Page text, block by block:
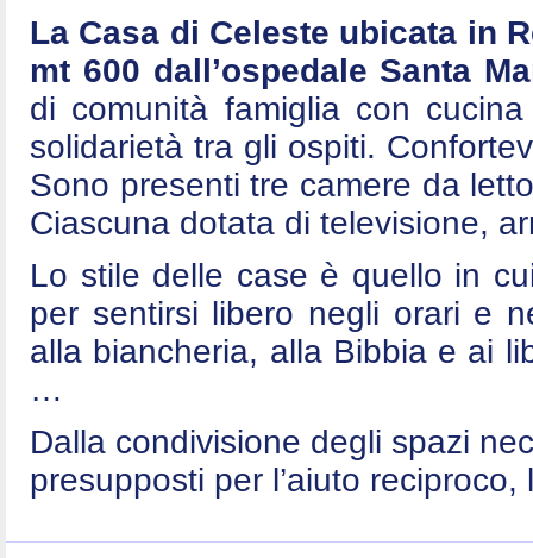
La Casa di Celeste ubicata in
mt 600 dall’ospedale Santa
di comunità famiglia con
solidarietà tra gli ospiti.
Sono presenti tre camere da
Ciascuna dotata di televisione,
Lo stile delle case è quello in
per sentirsi libero negli orari e
alla biancheria, alla Bibbia e ai
…
Dalla condivisione degli spazi
presupposti per l’aiuto